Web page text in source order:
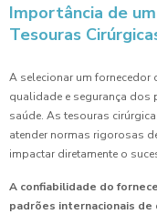
Importância de
Tesouras
A selecionar um fornecedor
qualidade e segurança dos
saúde. As tesouras
atender normas rigorosas
impactar diretamente o
A confiabilidade do
padrões internacionais de